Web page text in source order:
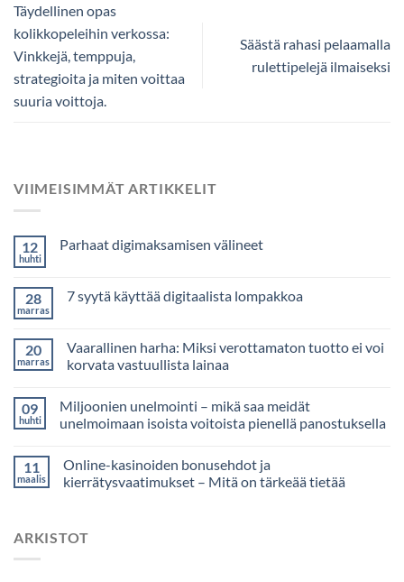
Täydellinen opas
kolikkopeleihin verkossa:
Vinkkejä, temppuja,
strategioita ja miten voittaa
suuria voittoja.
Säästä rahasi pelaamalla
rulettipelejä ilmaiseksi
VIIMEISIMMÄT ARTIKKELIT
12
huhti
Parhaat digimaksamisen välineet
28
marras
7 syytä käyttää digitaalista lompakkoa
20
marras
Vaarallinen harha: Miksi verottamaton tuotto ei voi
korvata vastuullista lainaa
09
huhti
Miljoonien unelmointi – mikä saa meidät
unelmoimaan isoista voitoista pienellä panostuksella
11
maalis
Online-kasinoiden bonusehdot ja
kierrätysvaatimukset – Mitä on tärkeää tietää
ARKISTOT